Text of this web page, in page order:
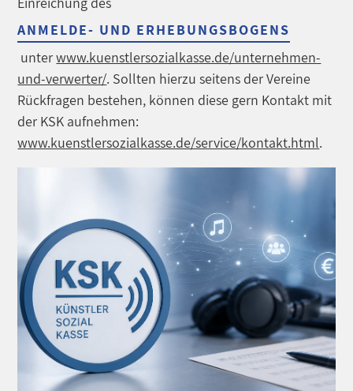
ANMELDE- UND ERHEBUNGSBOGENS
unterwww.kuenstlersozialkasse.de/unternehmen-
und-verwerter/. Sollten hierzu seitens der Vereine
Rückfragen bestehen, können diese gern Kontakt mit
der KSK aufnehmen:
www.kuenstlersozialkasse.de/service/kontakt.html.